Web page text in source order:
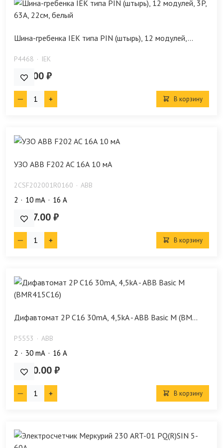
Шина-гребенка IEK типа PIN (штырь), 12 модулей,...
P4468 IEK
380.00 ₽
В корзину
УЗО ABB F202 AC 16А 10 мА
2CSF202001R0160 ABB
2 10 mA 16 А
4 917.00 ₽
В корзину
Дифавтомат 2P C16 30mA, 4,5kA - ABB Basic M (BM...
P5553 ABB
2 30 mA 16 А
2 480.00 ₽
В корзину